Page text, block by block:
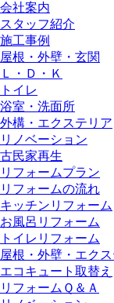
会社案内
スタッフ紹介
施工事例
屋根・外壁・玄関
Ｌ・Ｄ・Ｋ
トイレ
浴室・洗⾯所
外構・エクステリア
リノベーション
古民家再生
リフォームプラン
リフォームの流れ
キッチンリフォーム
お風呂リフォーム
トイレリフォーム
屋根・外壁・エク
エコキュート取替え
リフォームＱ＆Ａ